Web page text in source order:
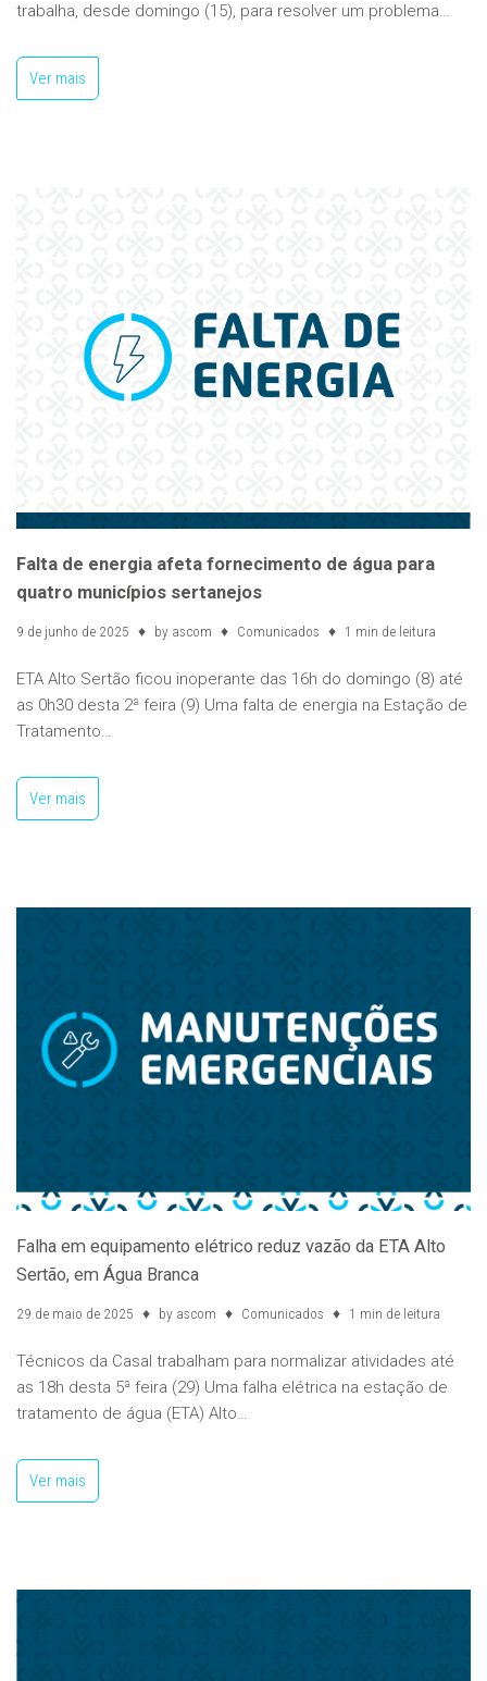
trabalha, desde domingo (15), para resolver um problema…
Ver mais
Falta de energia afeta fornecimento de água para
quatro municípios sertanejos
9 de junho de 2025 by ascom Comunicados 1 min de leitura
ETA Alto Sertão ficou inoperante das 16h do domingo (8) até
as 0h30 desta 2ª feira (9) Uma falta de energia na Estação de
Tratamento…
Ver mais
Falha em equipamento elétrico reduz vazão da ETA Alto
Sertão, em Água Branca
29 de maio de 2025 by ascom Comunicados 1 min de leitura
Técnicos da Casal trabalham para normalizar atividades até
as 18h desta 5ª feira (29) Uma falha elétrica na estação de
tratamento de água (ETA) Alto…
Ver mais